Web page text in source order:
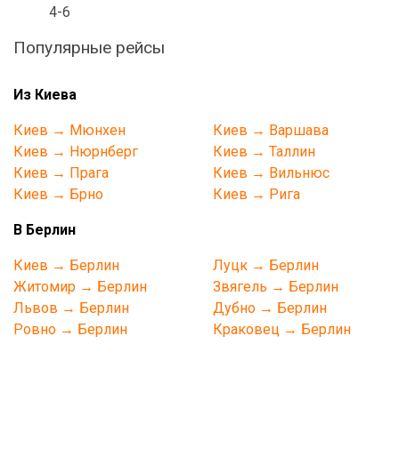
4-6
Популярные рейсы
Из Киева
Киев → Мюнхен
Киев → Нюрнберг
Киев → Прага
Киев → Брно
Киев → Варшава
Киев → Таллин
Киев → Вильнюс
Киев → Рига
В Берлин
Киев → Берлин
Житомир → Берлин
Львов → Берлин
Ровно → Берлин
Луцк → Берлин
Звягель → Берлин
Дубно → Берлин
Краковец → Берлин